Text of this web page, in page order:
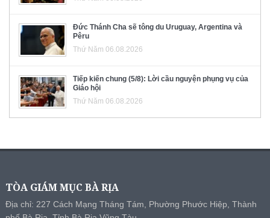
Đức Thánh Cha sẽ tông du Uruguay, Argentina và
Pêru
Thứ Năm 06.08.2026
Tiếp kiến chung (5/8): Lời cầu nguyện phụng vụ của
Giáo hội
Thứ Năm 06.08.2026
TÒA GIÁM MỤC BÀ RỊA
Địa chỉ: 227 Cách Mạng Tháng Tám, Phường Phước Hiệp, Thành